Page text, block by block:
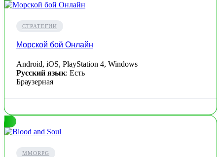
СТРАТЕГИИ
Морской бой Онлайн
Android, iOS, PlayStation 4, Windows
Русский язык: Есть
Браузерная
MMORPG